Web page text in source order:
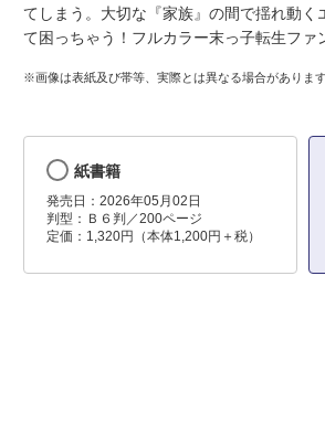
てしまう。大切な『家族』の間で揺れ動
て困っちゃう！フルカラー末っ子転生ファ
※画像は表紙及び帯等、実際とは異なる場合があります
紙書籍
発売日：2026年05月02日
判型：Ｂ６判／200ページ
定価：1,320円（本体1,200円＋税）